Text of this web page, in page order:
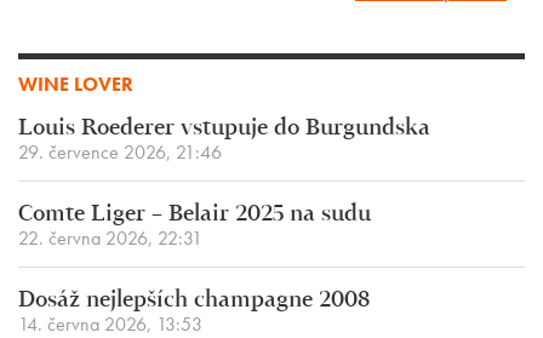
WINE LOVER
Louis Roederer vstupuje do Burgundska
29. července 2026, 21:46
Comte Liger – Belair 2025 na sudu
22. června 2026, 22:31
Dosáž nejlepších champagne 2008
14. června 2026, 13:53